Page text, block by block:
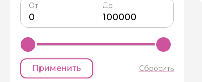
От До
Применить Сбросить
Как вас зовут